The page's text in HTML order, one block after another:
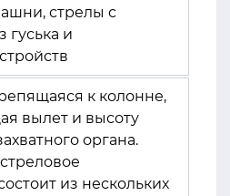
стрелы с
гуська и
к колонне,
вылет и высоту
органа.
из нескольких